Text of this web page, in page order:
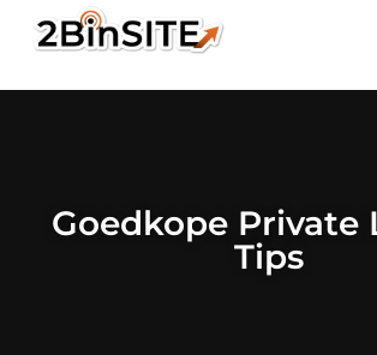
Goedkope Private
Tips